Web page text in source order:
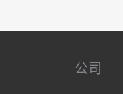
公司